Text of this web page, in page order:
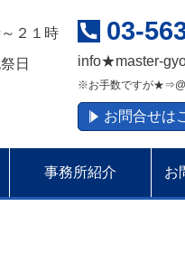
２１時
日
03-
info★master-
※お手数ですが★⇒@
お問合せは
事務所紹介 お